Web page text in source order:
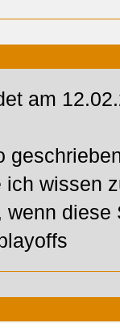
am
ich wissen